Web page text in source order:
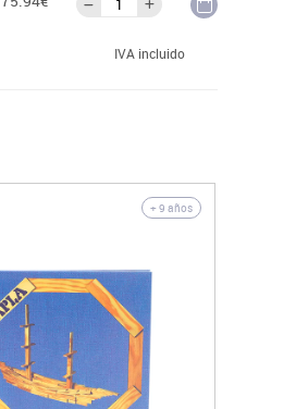
IVA incluido
+ 9 años